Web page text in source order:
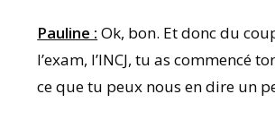
Pauline : Ok, bon. Et donc du
l’exam, l’INCJ, tu as commencé
ce que tu peux nous en dire un